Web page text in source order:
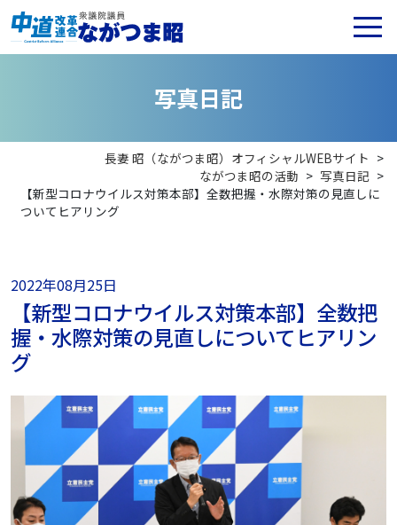
写真日記
長妻 昭（ながつま昭）オフィシャルWEBサイト >
ながつま昭の活動 > 写真日記 >
【新型コロナウイルス対策本部】全数把握・水際対策の見直しに
ついてヒアリング
2022年08月25日
【新型コロナウイルス対策本部】全数把
握・水際対策の見直しについてヒアリン
グ